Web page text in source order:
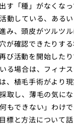
「種」がなくな
動している、ある
、頭皮がツルツ
が確認できたりす
活動を開始した
場合は、フィナ
、植毛手術がより
取し、薄毛の気に
できない」わけ
と方法について話